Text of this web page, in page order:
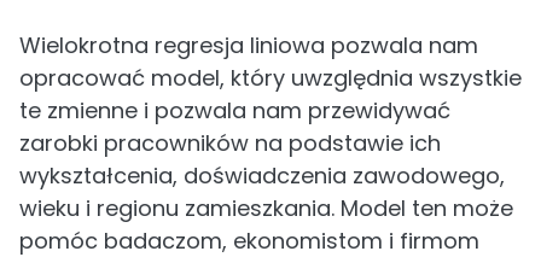
Wielokrotna regresja liniowa pozwala nam
opracować model, który uwzględnia wszystkie
te zmienne i pozwala nam przewidywać
zarobki pracowników na podstawie ich
wykształcenia, doświadczenia zawodowego,
wieku i regionu zamieszkania. Model ten może
pomóc badaczom, ekonomistom i firmom